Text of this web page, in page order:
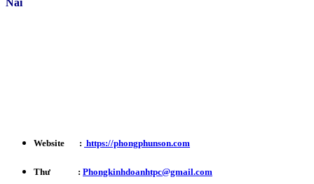
Nai
Website : https://phongphunson.com
Thư : Phongkinhdoanhtpc@gmail.com